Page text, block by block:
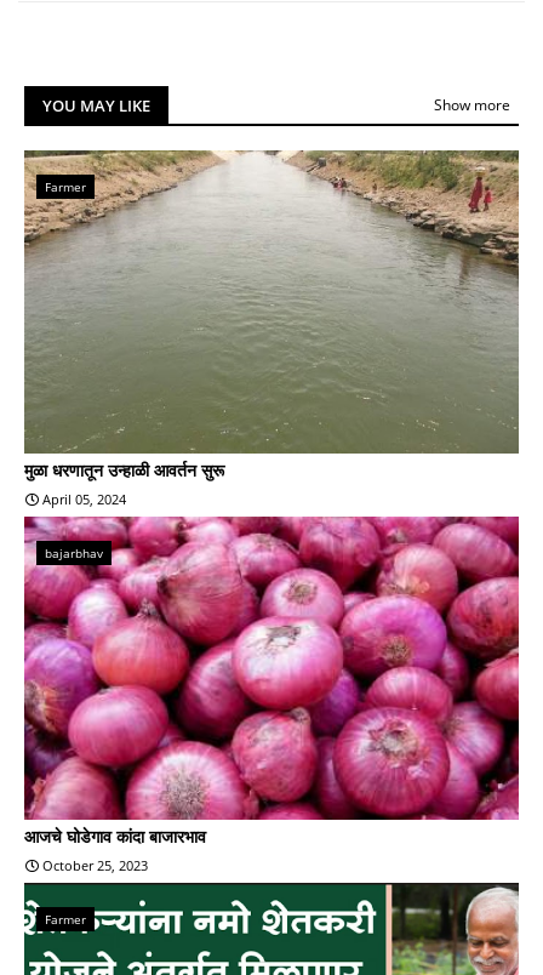
YOU MAY LIKE Show more
Farmer
मुळा धरणातून उन्हाळी आवर्तन सुरू
April 05, 2024
bajarbhav
आजचे घोडेगाव कांदा बाजारभाव
October 25, 2023
Farmer